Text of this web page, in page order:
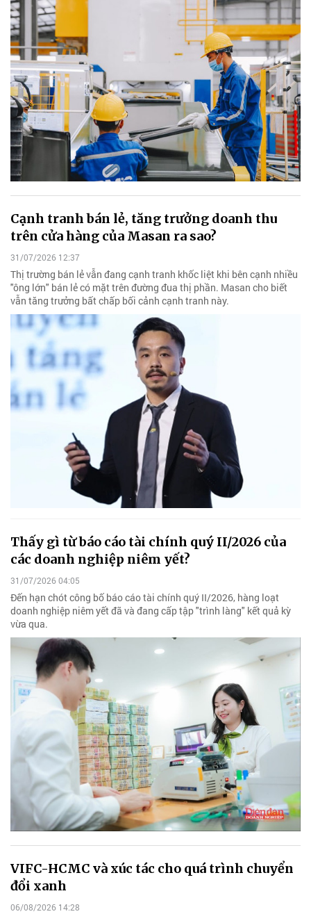
Cạnh tranh bán lẻ, tăng trưởng doanh thu
trên cửa hàng của Masan ra sao?
31/07/2026 12:37
Thị trường bán lẻ vẫn đang cạnh tranh khốc liệt khi bên cạnh nhiều
"ông lớn" bán lẻ có mặt trên đường đua thị phần. Masan cho biết
vẫn tăng trưởng bất chấp bối cảnh cạnh tranh này.
Thấy gì từ báo cáo tài chính quý II/2026 của
các doanh nghiệp niêm yết?
31/07/2026 04:05
Đến hạn chót công bố báo cáo tài chính quý II/2026, hàng loạt
doanh nghiệp niêm yết đã và đang cấp tập "trình làng" kết quả kỳ
vừa qua.
VIFC-HCMC và xúc tác cho quá trình chuyển
đổi xanh
06/08/2026 14:28